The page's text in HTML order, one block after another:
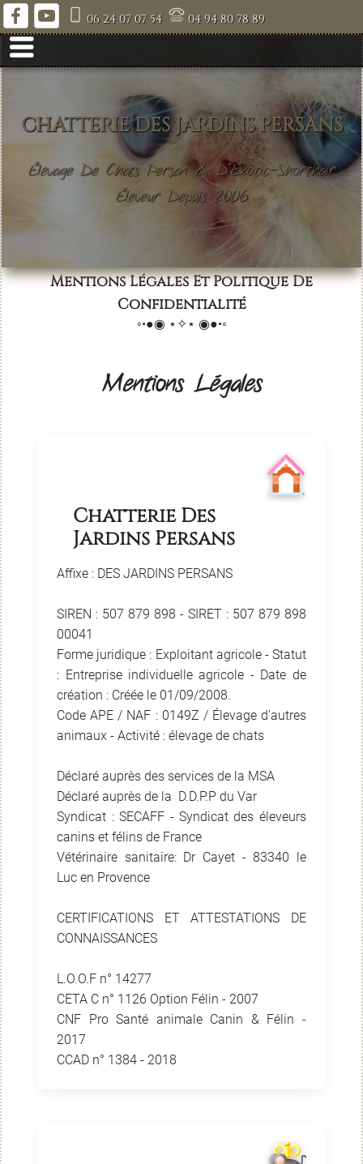
06 24 07 07 54 04 94 80 78 89
CHATTERIE DES JARDINS PERSANS
Élevage De Chats Persan & D'Exotic-Shorthair
Éleveur Depuis 2006
Mentions Légales Et Politique De
Confidentialité
◦•●◉ ⋆✧⋆ ◉●•◦
Mentions Légales
Chatterie Des
Jardins Persans
Affixe : DES JARDINS PERSANS
SIREN : 507 879 898 - SIRET : 507 879 898
00041
Forme juridique : Exploitant agricole - Statut
: Entreprise individuelle agricole - Date de
création : Créée le 01/09/2008.
Code APE / NAF : 0149Z / Élevage d'autres
animaux - Activité : élevage de chats
Déclaré auprès des services de la MSA
Déclaré auprès de la D.D.P.P du Var
Syndicat : SECAFF - Syndicat des éleveurs
canins et félins de France
Vétérinaire sanitaire: Dr Cayet - 83340 le
Luc en Provence
CERTIFICATIONS ET ATTESTATIONS DE
CONNAISSANCES
L.O.O.F n° 14277
CETA C n° 1126 Option Félin - 2007
CNF Pro Santé animale Canin & Félin -
2017
CCAD n° 1384 - 2018